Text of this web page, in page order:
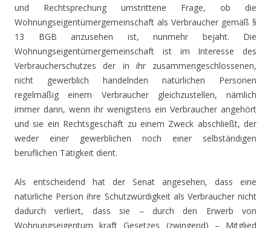
und Rechtsprechung umstrittene Frage, ob die
Wohnungseigentümergemeinschaft als Verbraucher gemäß §
13 BGB anzusehen ist, nunmehr bejaht. Die
Wohnungseigentümergemeinschaft ist im Interesse des
Verbraucherschutzes der in ihr zusammengeschlossenen,
nicht gewerblich handelnden natürlichen Personen
regelmäßig einem Verbraucher gleichzustellen, nämlich
immer dann, wenn ihr wenigstens ein Verbraucher angehört
und sie ein Rechtsgeschäft zu einem Zweck abschließt, der
weder einer gewerblichen noch einer selbständigen
beruflichen Tätigkeit dient.
Als entscheidend hat der Senat angesehen, dass eine
natürliche Person ihre Schutzwürdigkeit als Verbraucher nicht
dadurch verliert, dass sie – durch den Erwerb von
Wohnungseigentum kraft Gesetzes (zwingend) – Mitglied